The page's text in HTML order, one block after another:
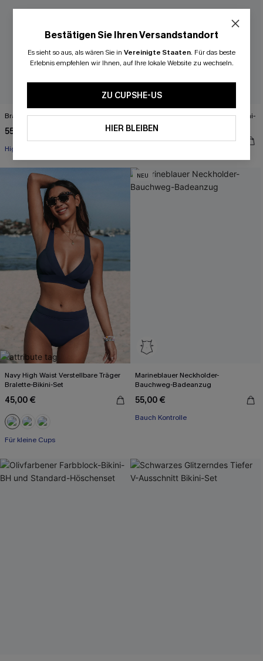
Braunes High-Waist Bikini-Set
55,00 €
High waist
Schwarzes Low-Waist Triangel-Bikini-
Set mit Kontrastdetails
44,00 €
Navy High Waist Verstellbare Träger
Bralette-Bikini-Set
45,00 €
Für kleine Cups
NEU
Marineblauer Neckholder-
Bauchweg-Badeanzug
55,00 €
Bauch Kontrolle
Bestätigen Sie Ihren Versandstandort
Es sieht so aus, als wären Sie in Vereinigte Staaten. Für das beste
Erlebnis empfehlen wir Ihnen, auf Ihre lokale Website zu wechseln.
ZU CUPSHE-US
HIER BLEIBEN